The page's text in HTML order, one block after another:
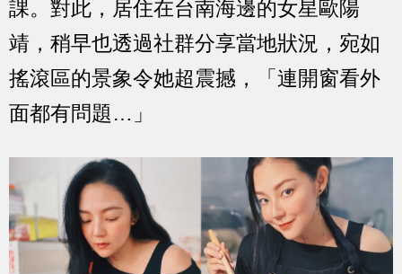
課。對此，居住在台南海邊的女星歐陽
靖，稍早也透過社群分享當地狀況，宛如
搖滾區的景象令她超震撼，「連開窗看外
面都有問題…」